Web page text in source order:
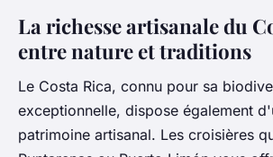
La richesse artisanale du
entre nature et traditions
Le Costa Rica, connu pour sa
exceptionnelle, dispose également
patrimoine artisanal. Les croisières